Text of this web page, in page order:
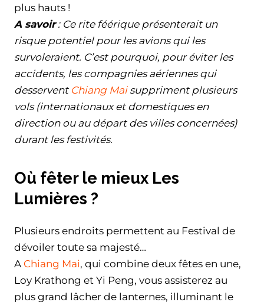
plus hauts !
A savoir: Ce rite féérique présenterait un
risque potentiel pour les avions qui les
survoleraient. C’est pourquoi, pour éviter les
accidents, les compagnies aériennes qui
desservent Chiang Maisuppriment plusieurs
vols (internationaux et domestiques en
direction ou au départ des villes concernées)
durant les festivités.
Où fêter le mieux Les
Lumières ?
Plusieurs endroits permettent au Festival de
dévoiler toute sa majesté…
A Chiang Mai, qui combine deux fêtes en une,
Loy Krathong et Yi Peng, vous assisterez au
plus grand lâcher de lanternes, illuminant le